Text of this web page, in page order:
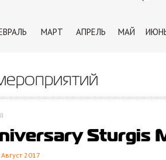
МАРТ АПРЕЛЬ МАЙ
Sturgis
2017